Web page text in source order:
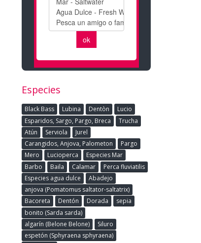
Especies
Black Bass Lubina Dentòn
Lucio
Esparidos, Sargo, Pargo, Breca
Trucha
Atún
Serviola
Jurel
Carangidos, Anjova, Palometon
Pargo
Mero
Lucioperca
Especies Mar
Barbo
Baila Calamar
Perca fluviatilis
Especies agua dulce
Abadejo
anjova (Pomatomus saltator-saltatrix)
Bacoreta
Dentón Dorada
sepia
bonito (Sarda sarda)
algarín (Belone Belone)
Siluro
espetón (Sphyraena sphyraena)